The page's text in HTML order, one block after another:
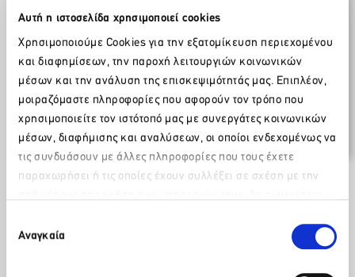
Αυτή η ιστοσελίδα χρησιμοποιεί cookies
Χρησιμοποιούμε Cookies για την εξατομίκευση περιεχομένου
και διαφημίσεων, την παροχή λειτουργιών κοινωνικών
μέσων και την ανάλυση της επισκεψιμότητάς μας. Επιπλέον,
μοιραζόμαστε πληροφορίες που αφορούν τον τρόπο που
χρησιμοποιείτε τον ιστότοπό μας με συνεργάτες κοινωνικών
μέσων, διαφήμισης και αναλύσεων, οι οποίοι ενδεχομένως να
τις συνδυάσουν με άλλες πληροφορίες που τους έχετε
παραχωρήσει ή τις οποίες έχουν συλλέξει σε σχέση με την
των Cookies μας.
συγκατάθεσης
Αναγκαία
Συμβούλιο Ανταγωνιστικότητας & Ανάπτυξης
Δελτία Τύπου / Ανακοινώσεις
14 Οκτωβρίου 2014
Ο Τουρισμός στο Εθνικό Συμβούλιο
Ανταγωνιστικότητας & Ανάπτυξης
Facebook LinkedIn